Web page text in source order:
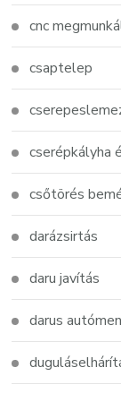
cnc
csaptelep
cserépkályha
csőtörés
darázsirtás
daru javítás
darus